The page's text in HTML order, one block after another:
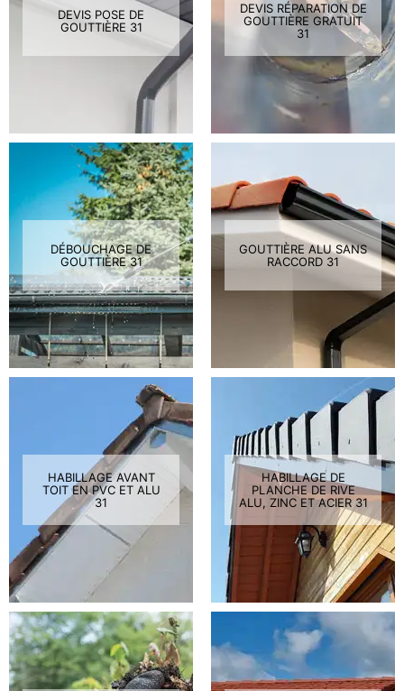
DEVIS POSE DE
GOUTTIÈRE 31
DEVIS RÉPARATION DE
GOUTTIÈRE GRATUIT
31
DÉBOUCHAGE DE
GOUTTIÈRE 31
GOUTTIÈRE ALU SANS
RACCORD 31
HABILLAGE AVANT
TOIT EN PVC ET ALU
31
HABILLAGE DE
PLANCHE DE RIVE
ALU, ZINC ET ACIER 31